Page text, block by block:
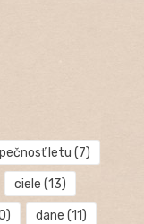
letu (7)
ciele (13)
dane (11)